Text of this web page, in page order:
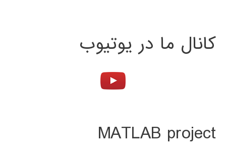
کانال ما در یوتیوب
MATLAB project